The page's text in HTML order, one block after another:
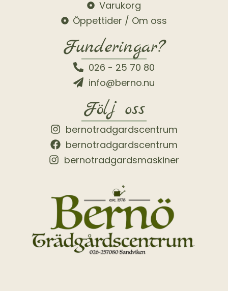
Varukorg
Öppettider / Om oss
Funderingar?
026 - 25 70 80
info@berno.nu
Följ oss
bernotradgardscentrum
bernotradgardscentrum
bernotradgardsmaskiner